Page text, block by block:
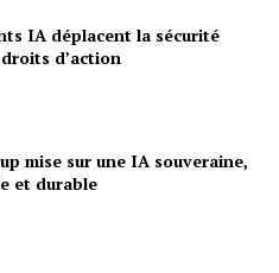
IA déplacent la sécurité
d’action
mise sur une IA souveraine,
et durable